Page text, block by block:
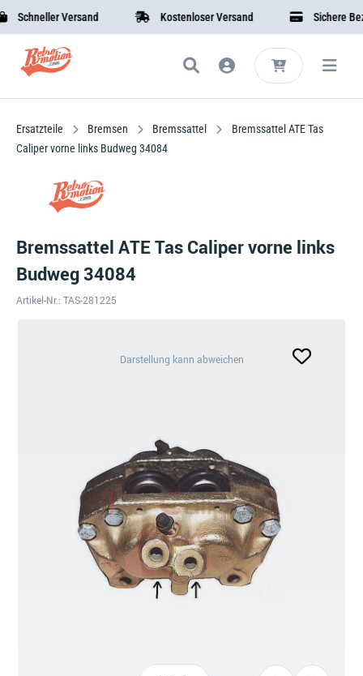
Versand Kostenloser Versand Sichere
Ersatzteile Bremsen Bremssattel
Bremssattel ATE Tas
Caliper vorne links Budweg 34084
Bremssattel ATE Tas Caliper vorne links
Budweg 34084
Artikel-Nr.: TAS-281225
Darstellung kann abweichen